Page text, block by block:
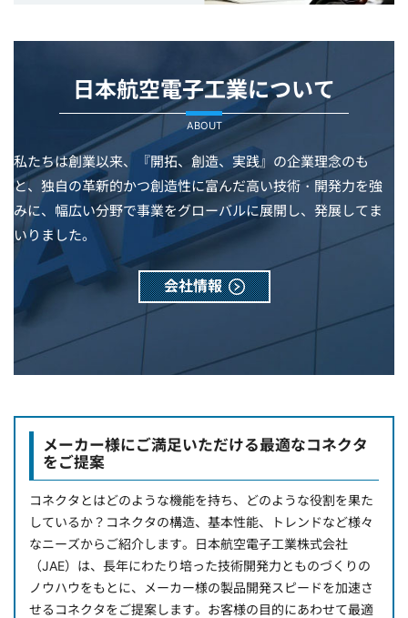
日本航空電子工業について
ABOUT
私たちは創業以来、『開拓、創造、実践』の企業理念のも
と、独自の革新的かつ創造性に富んだ高い技術・開発力を強
みに、幅広い分野で事業をグローバルに展開し、発展してま
いりました。
会社情報
メーカー様にご満足いただける最適なコネクタ
をご提案
コネクタとはどのような機能を持ち、どのような役割を果た
しているか？コネクタの構造、基本性能、トレンドなど様々
なニーズからご紹介します。日本航空電子工業株式会社
（JAE）は、長年にわたり培った技術開発力とものづくりの
ノウハウをもとに、メーカー様の製品開発スピードを加速さ
せるコネクタをご提案します。お客様の目的にあわせて最適